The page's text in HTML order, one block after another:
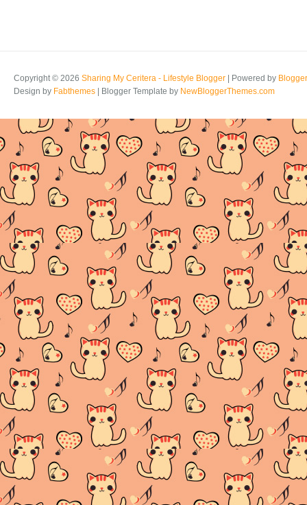
Copyright © 2026 Sharing My Ceritera - Lifestyle Blogger | Powered by Blogger
Design by Fabthemes | Blogger Template by NewBloggerThemes.com